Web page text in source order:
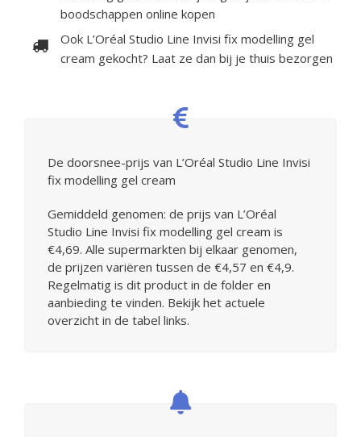
boodschappen online kopen
Ook L’Oréal Studio Line Invisi fix modelling gel
cream gekocht? Laat ze dan bij je thuis bezorgen
De doorsnee-prijs van L’Oréal Studio Line Invisi
fix modelling gel cream
Gemiddeld genomen: de prijs van L’Oréal
Studio Line Invisi fix modelling gel cream is
€4,69. Alle supermarkten bij elkaar genomen,
de prijzen variëren tussen de €4,57 en €4,9.
Regelmatig is dit product in de folder en
aanbieding te vinden. Bekijk het actuele
overzicht in de tabel links.